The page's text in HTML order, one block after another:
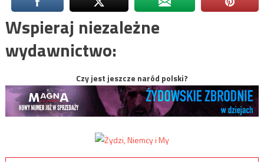
Wspieraj niezależne
wydawnictwo:
Czy jest jeszcze naród polski?